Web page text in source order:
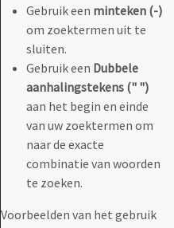
Gebruik een minteken (-)
om zoektermen uit te
sluiten.
Gebruik een Dubbele
aanhalingstekens (" ")
aan het begin en einde
van uw zoektermen om
naar de exacte
combinatie van woorden
te zoeken.
Voorbeelden van het gebruik